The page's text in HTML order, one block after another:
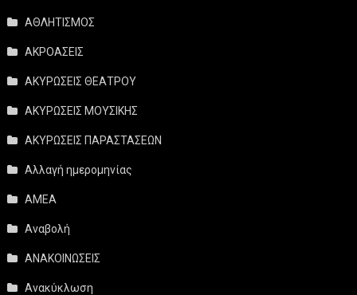
ΑΘΛΗΤΙΣΜΟΣ
ΑΚΡΟΑΣΕΙΣ
ΑΚΥΡΩΣΕΙΣ ΘΕΑΤΡΟΥ
ΑΚΥΡΩΣΕΙΣ ΜΟΥΣΙΚΗΣ
ΑΚΥΡΩΣΕΙΣ ΠΑΡΑΣΤΑΣΕΩΝ
Αλλαγή ημερομηνίας
ΑΜΕΑ
Αναβολή
ΑΝΑΚΟΙΝΩΣΕΙΣ
Ανακύκλωση